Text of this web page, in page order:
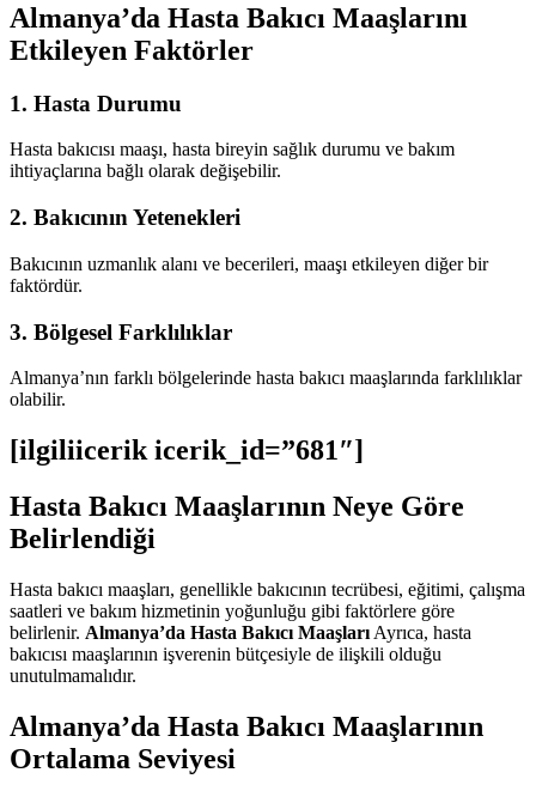
Almanya’da Hasta Bakıcı Maaşlarını
Etkileyen Faktörler
1. Hasta Durumu
Hasta bakıcısı maaşı, hasta bireyin sağlık durumu ve bakım
ihtiyaçlarına bağlı olarak değişebilir.
2. Bakıcının Yetenekleri
Bakıcının uzmanlık alanı ve becerileri, maaşı etkileyen diğer bir
faktördür.
3. Bölgesel Farklılıklar
Almanya’nın farklı bölgelerinde hasta bakıcı maaşlarında farklılıklar
olabilir.
[ilgiliicerik icerik_id=”681″]
Hasta Bakıcı Maaşlarının Neye Göre
Belirlendiği
Hasta bakıcı maaşları, genellikle bakıcının tecrübesi, eğitimi, çalışma
saatleri ve bakım hizmetinin yoğunluğu gibi faktörlere göre
belirlenir. Almanya’da Hasta Bakıcı Maaşları Ayrıca, hasta
bakıcısı maaşlarının işverenin bütçesiyle de ilişkili olduğu
unutulmamalıdır.
Almanya’da Hasta Bakıcı Maaşlarının
Ortalama Seviyesi